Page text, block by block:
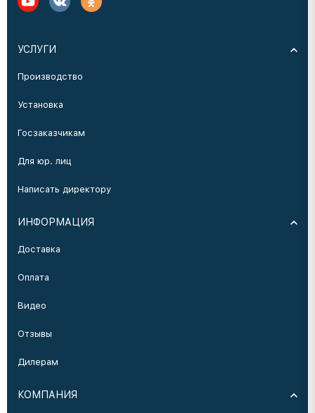
УСЛУГИ
Производство
Установка
Госзаказчикам
Для юр. лиц
Написать директору
ИНФОРМАЦИЯ
Доставка
Оплата
Видео
Отзывы
Дилерам
КОМПАНИЯ